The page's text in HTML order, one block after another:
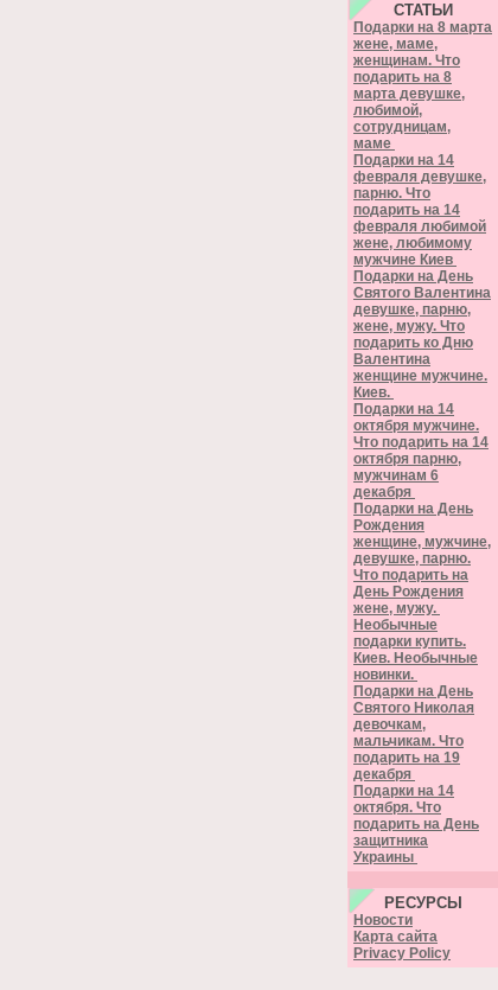
СТАТЬИ
Подарки на 8 марта
жене, маме,
женщинам. Что
подарить на 8
марта девушке,
любимой,
сотрудницам,
маме
Подарки на 14
февраля девушке,
парню. Что
подарить на 14
февраля любимой
жене, любимому
мужчине Киев
Подарки на День
Святого Валентина
девушке, парню,
жене, мужу. Что
подарить ко Дню
Валентина
женщине мужчине.
Киев.
Подарки на 14
октября мужчине.
Что подарить на 14
октября парню,
мужчинам 6
декабря
Подарки на День
Рождения
женщине, мужчине,
девушке, парню.
Что подарить на
День Рождения
жене, мужу.
Необычные
подарки купить.
Киев. Необычные
новинки.
Подарки на День
Святого Николая
девочкам,
мальчикам. Что
подарить на 19
декабря
Подарки на 14
октября. Что
подарить на День
защитника
Украины
РЕСУРСЫ
Новости
Карта сайта
Privacy Policy